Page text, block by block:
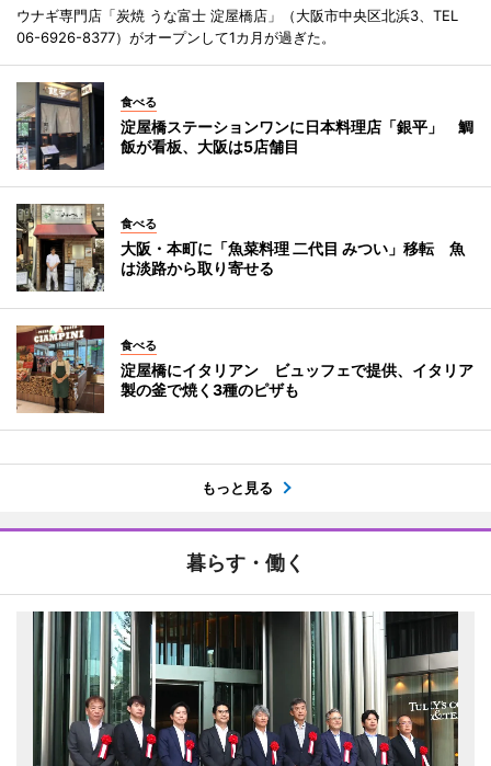
ウナギ専門店「炭焼 うな富士 淀屋橋店」（大阪市中央区北浜3、TEL
06-6926-8377）がオープンして1カ月が過ぎた。
食べる
淀屋橋ステーションワンに日本料理店「銀平」 鯛
飯が看板、大阪は5店舗目
食べる
大阪・本町に「魚菜料理 二代目 みつい」移転 魚
は淡路から取り寄せる
食べる
淀屋橋にイタリアン ビュッフェで提供、イタリア
製の釜で焼く3種のピザも
もっと見る
暮らす・働く